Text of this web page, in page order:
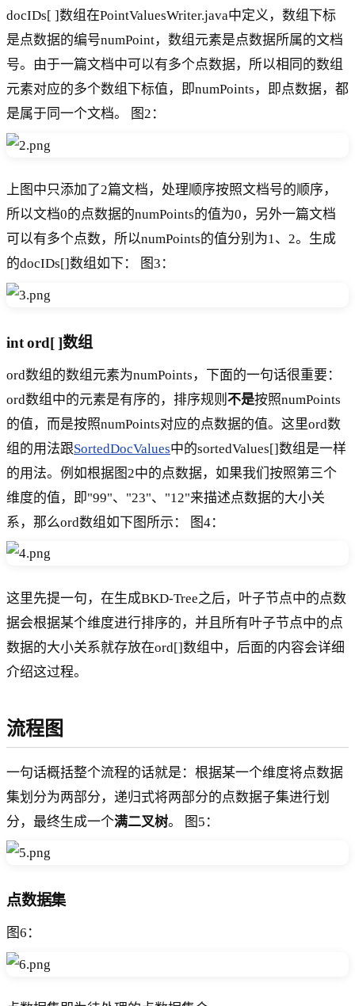
docIDs[ ]数组在PointValuesWriter.java中定义，数组下标
是点数据的编号numPoint，数组元素是点数据所属的文档
号。由于一篇文档中可以有多个点数据，所以相同的数组
元素对应的多个数组下标值，即numPoints，即点数据，都
是属于同一个文档。 图2：
上图中只添加了2篇文档，处理顺序按照文档号的顺序，
所以文档0的点数据的numPoints的值为0，另外一篇文档
可以有多个点数，所以numPoints的值分别为1、2。生成
的docIDs[]数组如下： 图3：
int ord[ ]数组
ord数组的数组元素为numPoints，下面的一句话很重要：
ord数组中的元素是有序的，排序规则 不是按照numPoints
的值，而是按照numPoints对应的点数据的值。这里ord数
组的用法跟SortedDocValues中的sortedValues[]数组是一样
的用法。例如根据图2中的点数据，如果我们按照第三个
维度的值，即"99"、"23"、"12"来描述点数据的大小关
系，那么ord数组如下图所示： 图4：
这里先提一句，在生成BKD-Tree之后，叶子节点中的点数
据会根据某个维度进行排序的，并且所有叶子节点中的点
数据的大小关系就存放在ord[]数组中，后面的内容会详细
介绍这过程。
流程图
一句话概括整个流程的话就是：根据某一个维度将点数据
集划分为两部分，递归式将两部分的点数据子集进行划
分，最终生成一个满二叉树。 图5：
点数据集
图6：